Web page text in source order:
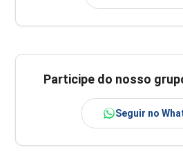
Participe do nosso
Seguir no